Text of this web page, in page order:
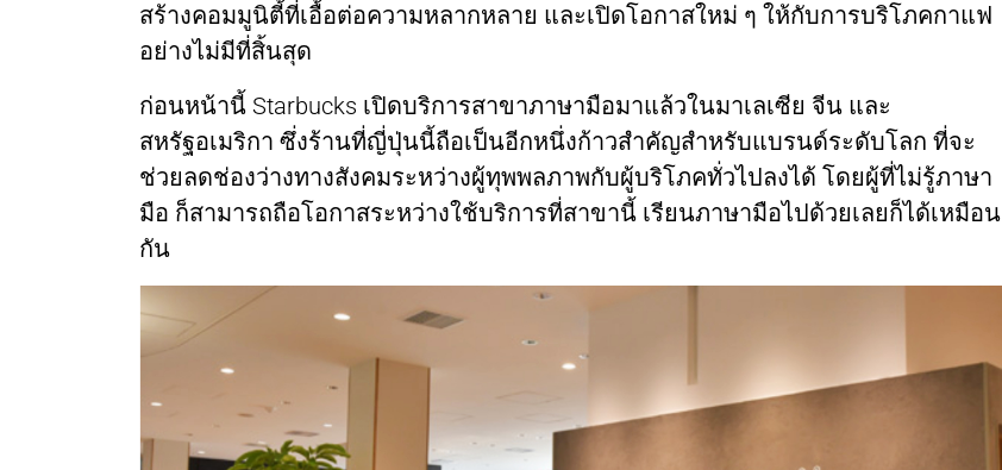
สร้างคอมมูนิตี้ที่เอื้อต่อความหลากหลาย และเปิดโอกาสใหม่ ๆ ให้กับการบริโภคกาแฟ
อย่างไม่มีที่สิ้นสุด
ก่อนหน้านี้ Starbucks เปิดบริการสาขาภาษามือมาแล้วในมาเลเซีย จีน และ
สหรัฐอเมริกา ซึ่งร้านที่ญี่ปุ่นนี้ถือเป็นอีกหนึ่งก้าวสำคัญสำหรับแบรนด์ระดับโลก ที่จะ
ช่วยลดช่องว่างทางสังคมระหว่างผู้ทุพพลภาพกับผู้บริโภคทั่วไปลงได้ โดยผู้ที่ไม่รู้ภาษา
มือ ก็สามารถถือโอกาสระหว่างใช้บริการที่สาขานี้ เรียนภาษามือไปด้วยเลยก็ได้เหมือน
กัน